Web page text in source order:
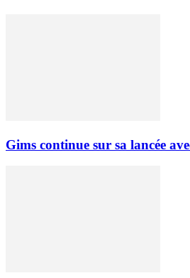
Gims continue sur sa lancée